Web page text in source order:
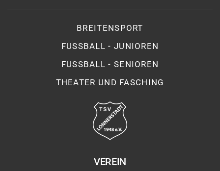
BREITENSPORT
FUSSBALL - JUNIOREN
FUSSBALL - SENIOREN
THEATER UND FASCHING
VEREIN